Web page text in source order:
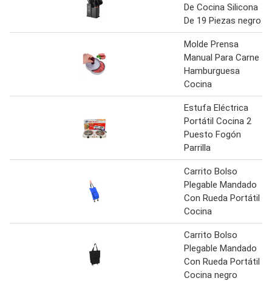
De Cocina Silicona
De 19 Piezas negro
Molde Prensa
Manual Para Carne
Hamburguesa
Cocina
Estufa Eléctrica
Portátil Cocina 2
Puesto Fogón
Parrilla
Carrito Bolso
Plegable Mandado
Con Rueda Portátil
Cocina
Carrito Bolso
Plegable Mandado
Con Rueda Portátil
Cocina negro